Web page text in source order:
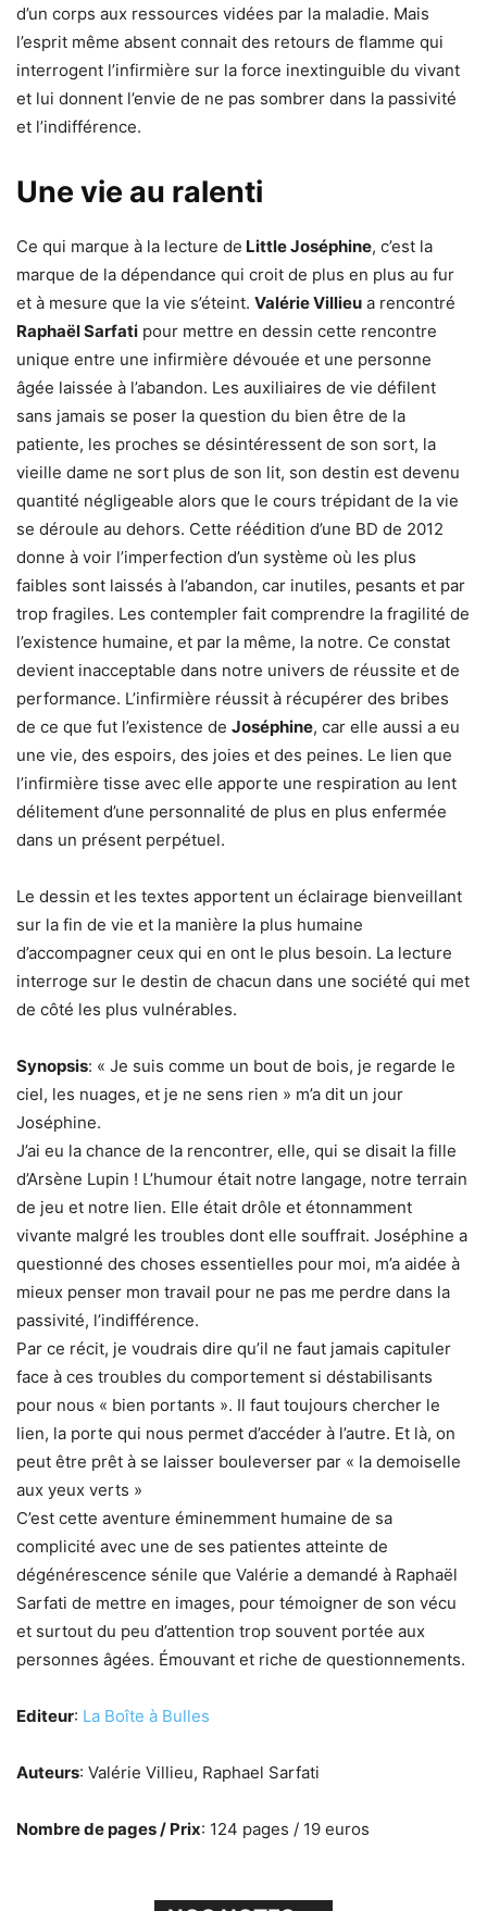
d’un corps aux ressources vidées par la maladie. Mais
l’esprit même absent connait des retours de flamme qui
interrogent l’infirmière sur la force inextinguible du vivant
et lui donnent l’envie de ne pas sombrer dans la passivité
et l’indifférence.
Une vie au ralenti
Ce qui marque à la lecture de Little Joséphine, c’est la
marque de la dépendance qui croit de plus en plus au fur
et à mesure que la vie s’éteint. Valérie Villieu a rencontré
Raphaël Sarfati pour mettre en dessin cette rencontre
unique entre une infirmière dévouée et une personne
âgée laissée à l’abandon. Les auxiliaires de vie défilent
sans jamais se poser la question du bien être de la
patiente, les proches se désintéressent de son sort, la
vieille dame ne sort plus de son lit, son destin est devenu
quantité négligeable alors que le cours trépidant de la vie
se déroule au dehors. Cette réédition d’une BD de 2012
donne à voir l’imperfection d’un système où les plus
faibles sont laissés à l’abandon, car inutiles, pesants et par
trop fragiles. Les contempler fait comprendre la fragilité de
l’existence humaine, et par la même, la notre. Ce constat
devient inacceptable dans notre univers de réussite et de
performance. L’infirmière réussit à récupérer des bribes
de ce que fut l’existence de Joséphine, car elle aussi a eu
une vie, des espoirs, des joies et des peines. Le lien que
l’infirmière tisse avec elle apporte une respiration au lent
délitement d’une personnalité de plus en plus enfermée
dans un présent perpétuel.
Le dessin et les textes apportent un éclairage bienveillant
sur la fin de vie et la manière la plus humaine
d’accompagner ceux qui en ont le plus besoin. La lecture
interroge sur le destin de chacun dans une société qui met
de côté les plus vulnérables.
Synopsis: « Je suis comme un bout de bois, je regarde le
ciel, les nuages, et je ne sens rien » m’a dit un jour
Joséphine.
J’ai eu la chance de la rencontrer, elle, qui se disait la fille
d’Arsène Lupin ! L’humour était notre langage, notre terrain
de jeu et notre lien. Elle était drôle et étonnamment
vivante malgré les troubles dont elle souffrait. Joséphine a
questionné des choses essentielles pour moi, m’a aidée à
mieux penser mon travail pour ne pas me perdre dans la
passivité, l’indifférence.
Par ce récit, je voudrais dire qu’il ne faut jamais capituler
face à ces troubles du comportement si déstabilisants
pour nous « bien portants ». Il faut toujours chercher le
lien, la porte qui nous permet d’accéder à l’autre. Et là, on
peut être prêt à se laisser bouleverser par « la demoiselle
aux yeux verts »
C’est cette aventure éminemment humaine de sa
complicité avec une de ses patientes atteinte de
dégénérescence sénile que Valérie a demandé à Raphaël
Sarfati de mettre en images, pour témoigner de son vécu
et surtout du peu d’attention trop souvent portée aux
personnes âgées. Émouvant et riche de questionnements.
Editeur: La Boîte à Bulles
Auteurs: Valérie Villieu, Raphael Sarfati
Nombre de pages / Prix: 124 pages / 19 euros